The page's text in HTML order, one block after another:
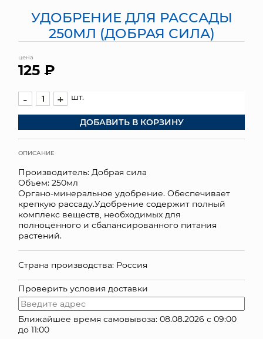
ЯЩИКИ
СУНДУКИ
ПОДАРОЧНЫЕ КАРТЫ
ОПТОВЫМ КЛИЕНТАМ
ДОСТАВКА И ОПЛАТА
КОНТАКТЫ
УДОБРЕНИЕ ДЛЯ РАССАДЫ
250МЛ (ДОБРАЯ СИЛА)
цена
125 ₽
- + шт.
ДОБАВИТЬ В КОРЗИНУ
ОПИСАНИЕ
Производитель: Добрая сила
Объем: 250мл
Органо-минеральное удобрение. Обеспечивает
крепкую рассаду.Удобрение содержит полный
комплекс веществ, необходимых для
полноценного и сбалансированного питания
растений.
Страна производства: Россия
Проверить условия доставки
Ближайшее время самовывоза: 08.08.2026 с 09:00
до 11:00